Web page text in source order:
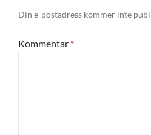
Din e-postadress kommer inte
Kommentar *